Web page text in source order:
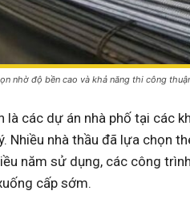
nhờ độ bền cao và khả năng thi công
là các dự án nhà phố tại các
Nhiều nhà thầu đã lựa chọn
năm sử dụng, các công
cấp sớm.